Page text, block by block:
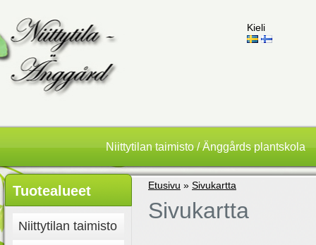
Kieli
Niittytilan taimisto / Änggårds plantskola
Tuotealueet
Niittytilan taimisto
Etusivu » Sivukartta
Sivukartta